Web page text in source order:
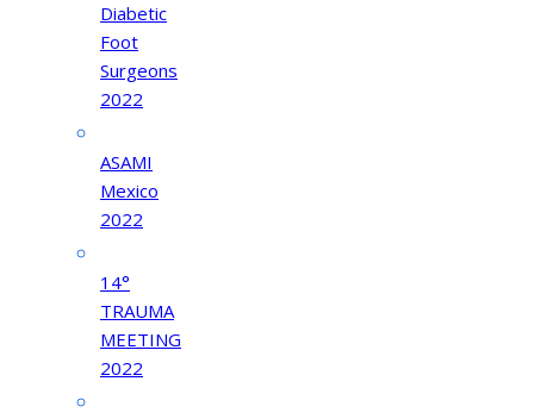
Diabetic
Foot
Surgeons
2022
ASAMI
Mexico
2022
14°
TRAUMA
MEETING
2022